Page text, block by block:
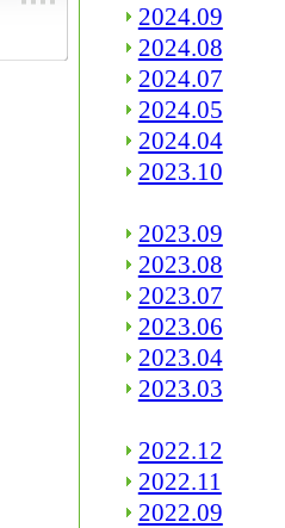
2024.09
2024.08
2024.07
2024.05
2024.04
2023.10
2023.09
2023.08
2023.07
2023.06
2023.04
2023.03
2022.12
2022.11
2022.09